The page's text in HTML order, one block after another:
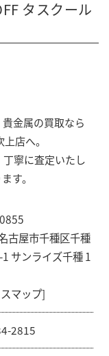
タスクール
金属の買取なら
店へ。
寧に査定いたし
す。
古屋市千種区千種
サンライズ千種 1
マップ]
2815